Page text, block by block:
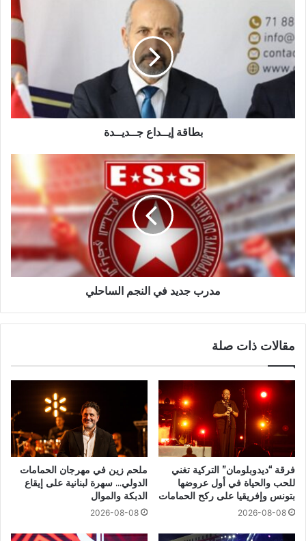
بطاقة إيــداع جــديــدة
مدرب جديد في النجم الساحلي
مقالات ذات صلة
فرقة “ديدوبلومان” التركية تغني
للحب والحياة في أول عروضها
بتونس وإفريقيا على ركح الحمامات
2026-08-08
ملحم زين في مهرجان الحمامات
الدولي… سهرة لبنانية على إيقاع
الدبكة والموال
2026-08-08